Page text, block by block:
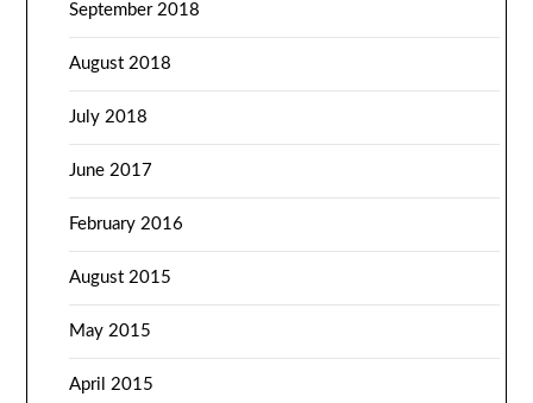
September 2018
August 2018
July 2018
June 2017
February 2016
August 2015
May 2015
April 2015